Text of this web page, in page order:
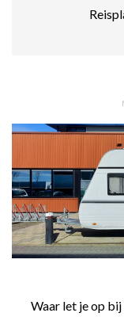
Waar let je op